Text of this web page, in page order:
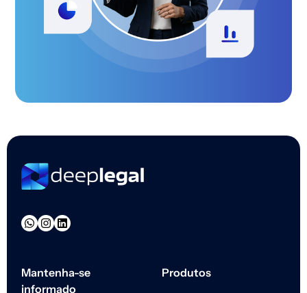
Mantenha-se
informado
Produtos